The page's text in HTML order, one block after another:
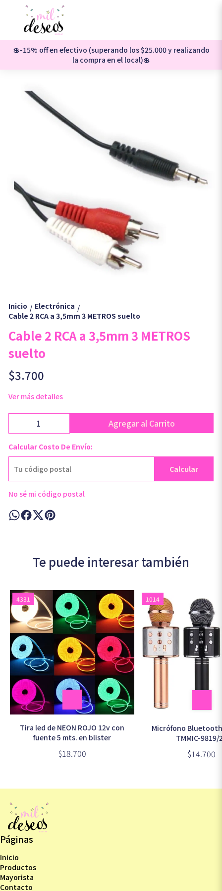
💲-15% off en efectivo (superando los $25.000 y realizando
la compra en el local)💲
Inicio / Electrónica /
Cable 2 RCA a 3,5mm 3 METROS suelto
Cable 2 RCA a 3,5mm 3 METROS
suelto
$3.700
Ver más detalles
Agregar al Carrito
Calcular Costo De Envío:
Calcular
No sé mi código postal
Te puede interesar también
4331
Tira led de NEON ROJO 12v con
fuente 5 mts. en blister
$18.700
1014
Micrófono
TMMIC-9819/
$14.700
Páginas
Inicio
Productos
Mayorista
Contacto